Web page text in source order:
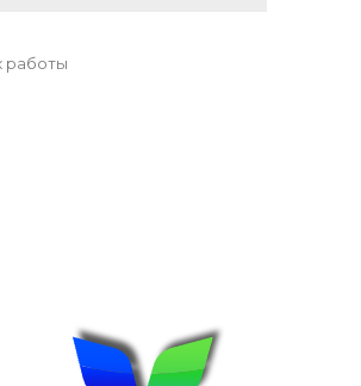
работы